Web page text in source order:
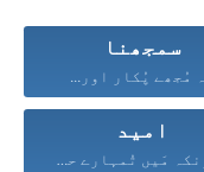
سمجھنا
مُجھے پُکار اور...
امید
کیونکہ مَیں تُمہارے حق...